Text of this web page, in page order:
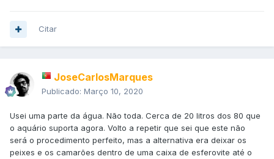
Citar
JoseCarlosMarques
Publicado: Março 10, 2020
Usei uma parte da água. Não toda. Cerca de 20 litros dos 80 que
o aquário suporta agora. Volto a repetir que sei que este não
será o procedimento perfeito, mas a alternativa era deixar os
peixes e os camarões dentro de uma caixa de esferovite até o